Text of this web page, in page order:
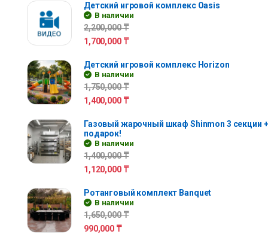
Детский игровой комплекс Oasis
В наличии
2,200,000₸
1,700,000 ₸
Детский игровой комплекс Horizon
В наличии
1,750,000₸
1,400,000 ₸
Газовый жарочный шкаф Shinmon 3 секции
подарок!
В наличии
1,400,000₸
1,120,000 ₸
Ротанговый комплект Banquet
В наличии
1,650,000₸
990,000 ₸